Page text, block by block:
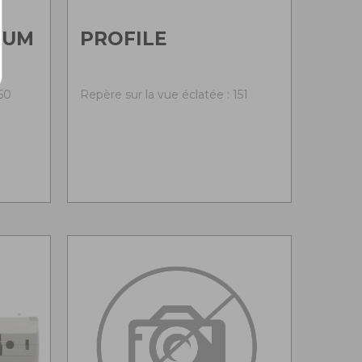
PROFILE
Repère sur la vue éclatée : 151